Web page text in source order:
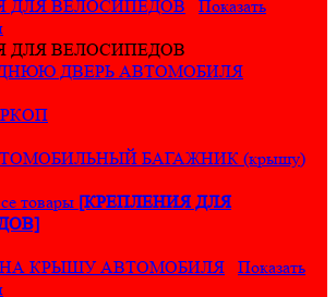
ДЛЯ ВЕЛОСИПЕДОВ
Показать
ДЛЯ ВЕЛОСИПЕДОВ
ДВЕРЬ АВТОМОБИЛЯ
БАГАЖНИК (крышу)
товары [КРЕПЛЕНИЯ ДЛЯ
КРЫШУ АВТОМОБИЛЯ
Показать